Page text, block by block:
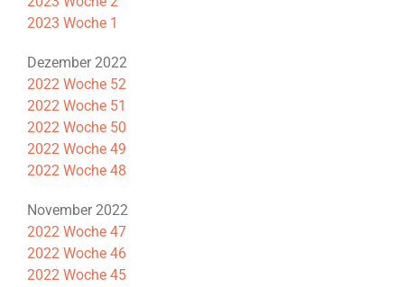
2023 Woche 1
Dezember 2022
2022 Woche 52
2022 Woche 51
2022 Woche 50
2022 Woche 49
2022 Woche 48
November 2022
2022 Woche 47
2022 Woche 46
2022 Woche 45